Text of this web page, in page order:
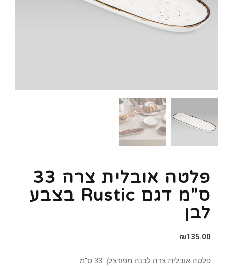
פלטה אובלית צרה 33
ס"מ דגם Rustic בצבע
לבן
₪135.00
פלטה אובלית צרה לבנה מפורצלן 33 ס"מ